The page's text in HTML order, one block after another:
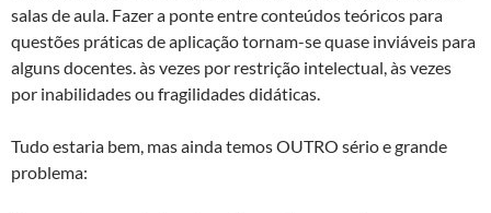
salas de aula. Fazer a ponte entre conteúdos teóricos para
questões práticas de aplicação tornam-se quase inviáveis para
alguns docentes. às vezes por restrição intelectual, às vezes
por inabilidades ou fragilidades didáticas.
Tudo estaria bem, mas ainda temos OUTRO sério e grande
problema: